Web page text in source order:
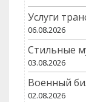
Услуги
06.08.2026
Стильные
03.08.2026
Военный
02.08.2026